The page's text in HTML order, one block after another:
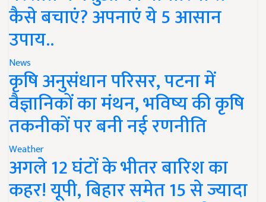
कैसे बचाएं? अपनाएं ये 5 आसान
उपाय..
News
कृषि अनुसंधान परिसर, पटना में
वैज्ञानिकों का मंथन, भविष्य की कृषि
तकनीकों पर बनी नई रणनीति
Weather
अगले 12 घंटों के भीतर बारिश का
कहर! यूपी, बिहार समेत 15 से ज्यादा